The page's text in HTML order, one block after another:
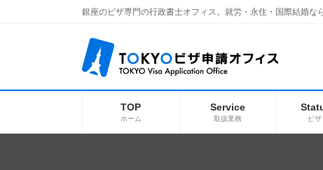
銀座のビザ専門の行政書士オフィス。就労・永住・国際結婚な
TOP
ホーム
Service
取扱業務 ビ